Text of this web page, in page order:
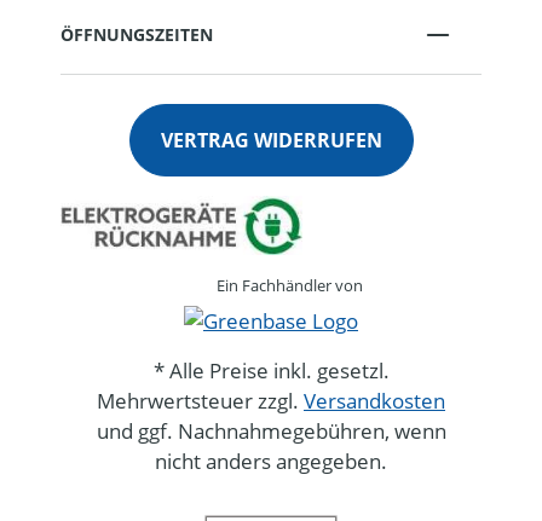
ÖFFNUNGSZEITEN
VERTRAG WIDERRUFEN
Ein Fachhändler von
* Alle Preise inkl. gesetzl.
Mehrwertsteuer zzgl. Versandkosten
und ggf. Nachnahmegebühren, wenn
nicht anders angegeben.